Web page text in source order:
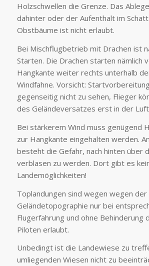
Holzschwellen die Grenze. Das
dahinter oder der Aufenthalt im
Obstbäume ist nicht erlaubt.
Bei Mischflugbetrieb mit Drachen ist
Starten. Die Drachen starten nämlich
Hangkante weiter rechts unterhalb
Windfahne. Vorsicht:
gegenseitig nicht zu sehen, Flieger
des Geländeversatzes erst in der
Bei stärkerem Wind muss genügend
zur Hangkante eingehalten werden.
besteht die Gefahr, nach hinten über
verblasen zu werden. Dort gibt es
Landemöglichkeiten!
Toplandungen sind wegen wegen der
Geländetopographie nur bei
Flugerfahrung und ohne Behinderung
Piloten erlaubt.
Unbedingt ist die Landewiese zu
umliegenden Wiesen nicht zu